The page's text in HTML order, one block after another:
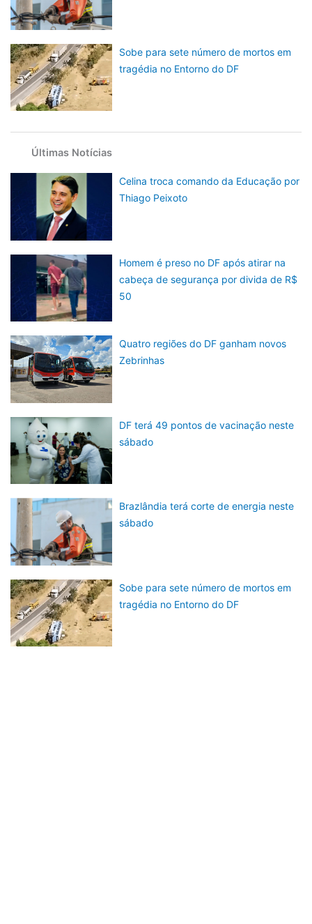
Sobe para sete número de mortos em
tragédia no Entorno do DF
Últimas Notícias
Celina troca comando da Educação por
Thiago Peixoto
Homem é preso no DF após atirar na
cabeça de segurança por divida de R$
50
Quatro regiões do DF ganham novos
Zebrinhas
DF terá 49 pontos de vacinação neste
sábado
Brazlândia terá corte de energia neste
sábado
Sobe para sete número de mortos em
tragédia no Entorno do DF